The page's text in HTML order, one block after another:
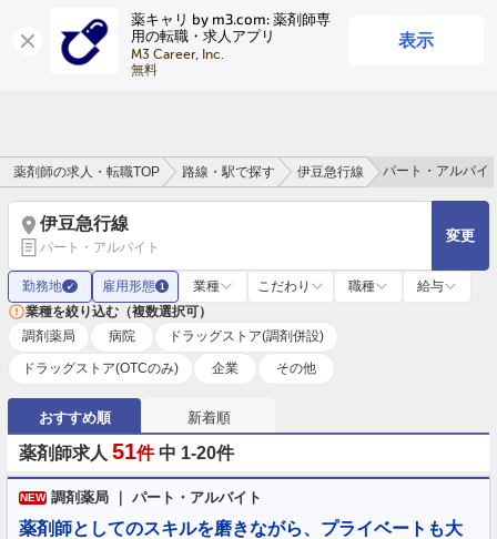
薬キャリ by m3.com: 薬剤師専
用の転職・求人アプリ
M3 Career, Inc.
無料
表示
ログイン
薬剤師の求人・転職TOP 路線・駅で探す 伊豆急行線 パート・アルバイ
伊豆急行線
パート・アルバイト
変更
勤務地 ✓ 雇用形態 1 業種 こだわり 職種
給与
業種を絞り込む（複数選択可）
調剤薬局
病院 ドラッグストア(調剤併設)
ドラッグストア(OTCのみ) 企業 その他
おすすめ順 新着順
薬剤師求人 51件 中 1-20件
NEW 調剤薬局 ｜ パート・アルバイト
薬剤師としてのスキルを磨きながら、プライベートも大